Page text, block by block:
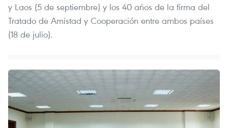
y Laos (5 de septiembre) y los 40 años de la firma del
Tratado de Amistad y Cooperación entre ambos países
(18 de julio).